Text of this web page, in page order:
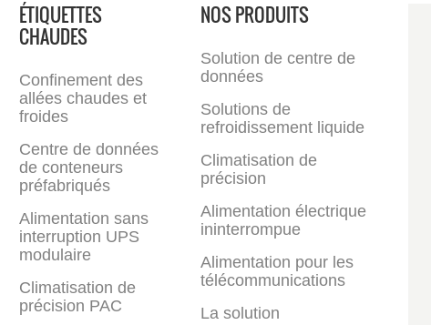
ÉTIQUETTES
CHAUDES
Confinement des
allées chaudes et
froides
Centre de données
de conteneurs
préfabriqués
Alimentation sans
interruption UPS
modulaire
Climatisation de
précision PAC
NOS PRODUITS
Solution de centre de
données
Solutions de
refroidissement liquide
Climatisation de
précision
Alimentation électrique
ininterrompue
Alimentation pour les
télécommunications
La solution